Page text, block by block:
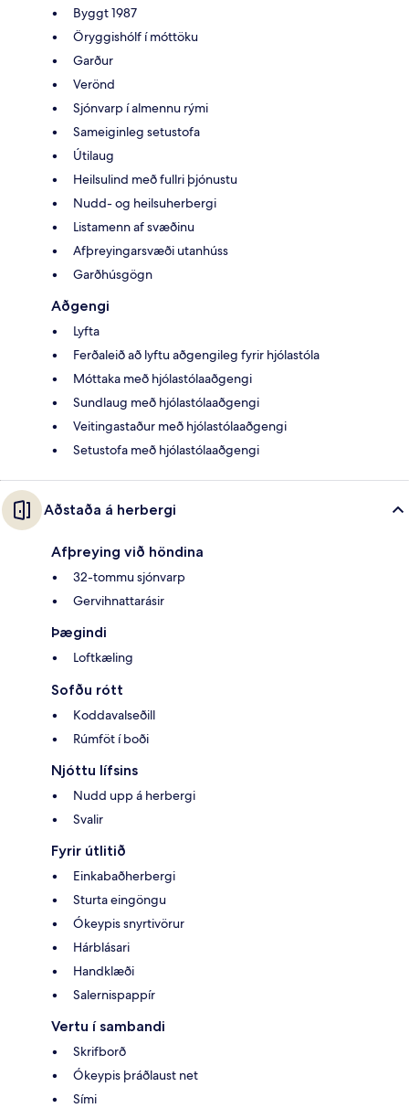
Byggt 1987
Öryggishólf í móttöku
Garður
Verönd
Sjónvarp í almennu rými
Sameiginleg setustofa
Útilaug
Heilsulind með fullri þjónustu
Nudd- og heilsuherbergi
Listamenn af svæðinu
Afþreyingarsvæði utanhúss
Garðhúsgögn
Aðgengi
Lyfta
Ferðaleið að lyftu aðgengileg fyrir hjólastóla
Móttaka með hjólastólaaðgengi
Sundlaug með hjólastólaaðgengi
Veitingastaður með hjólastólaaðgengi
Setustofa með hjólastólaaðgengi
Aðstaða á herbergi
Afþreying við höndina
32-tommu sjónvarp
Gervihnattarásir
Þægindi
Loftkæling
Sofðu rótt
Koddavalseðill
Rúmföt í boði
Njóttu lífsins
Nudd upp á herbergi
Svalir
Fyrir útlitið
Einkabaðherbergi
Sturta eingöngu
Ókeypis snyrtivörur
Hárblásari
Handklæði
Salernispappír
Vertu í sambandi
Skrifborð
Ókeypis þráðlaust net
Sími